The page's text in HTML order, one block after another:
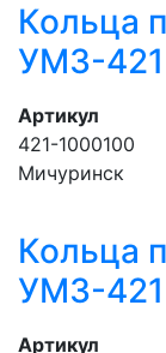
Кольца
УМЗ-421
Артикул
421-1000100
Мичуринск
Кольца
УМЗ-421
Артикул